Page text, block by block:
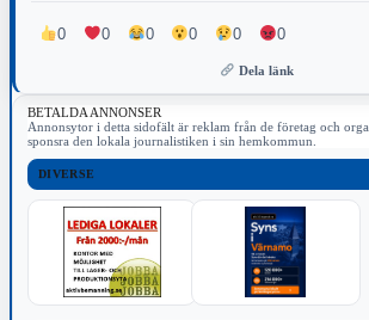
0 0 0 0 0 0
Dela länk
BETALDA ANNONSER
Annonsytor i detta sidofält är reklam från de företag och
sponsra den lokala journalistiken i sin hemkommun.
DIVERSE